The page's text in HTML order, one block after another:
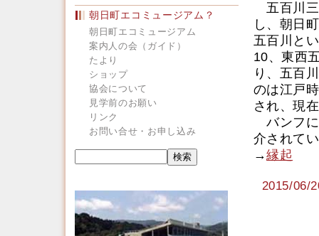
朝日町エコミュージアム？
朝日町エコミュージアム
案内人の会（ガイド）
たより
ショップ
協会について
見学前のお願い
リンク
お問い合せ・お申し込み
五百川三
し、朝日
五百川と
10、東西
り、五百
のは江戸
され、現
バンフに
介されて
→縁起
2015/06/